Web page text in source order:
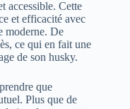
accessible. Cette
et efficacité avec
moderne. De
ce qui en fait une
de son husky.
que
Plus que de